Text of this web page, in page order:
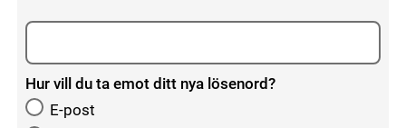
Hur vill du ta emot ditt nya lösenord?
E-post